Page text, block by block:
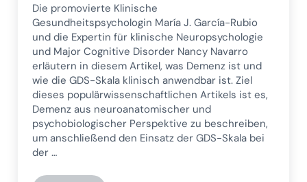
Die promovierte Klinische
Gesundheitspsychologin María J. García-Rubio
und die Expertin für klinische Neuropsychologie
und Major Cognitive Disorder Nancy Navarro
erläutern in diesem Artikel, was Demenz ist und
wie die GDS-Skala klinisch anwendbar ist. Ziel
dieses populärwissenschaftlichen Artikels ist es,
Demenz aus neuroanatomischer und
psychobiologischer Perspektive zu beschreiben,
um anschließend den Einsatz der GDS-Skala bei
der …